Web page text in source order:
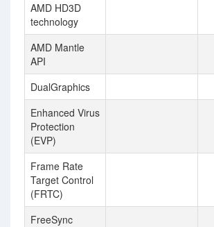
AMD HD3D
technology
AMD Mantle
API
DualGraphics
Enhanced Virus
Protection
(EVP)
Frame Rate
Target Control
(FRTC)
FreeSync